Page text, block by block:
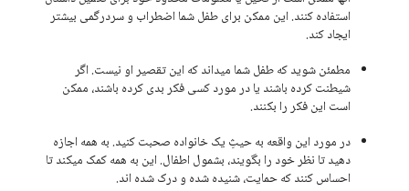
استفاده کنند. این ممکن برای طفل شما اضطراب و سردرگمی بیشتر
ایجاد کند.
مطمئن شوید که طفل شما میداند که این تقصیر او نیست. اگر
شیطنت کرده باشند یا در مورد کسی فکر بدی کرده باشند، ممکن
است این فکر را بکنند.
در مورد این واقعه به حیثِ یک خانواده صحبت کنید. به همه اجازه
دهید تا نظر خود را بگویند، بشمول اطفال. این به همه کمک میکند تا
احساس کنند که حمایت، شنیده شده و درک شده اند.